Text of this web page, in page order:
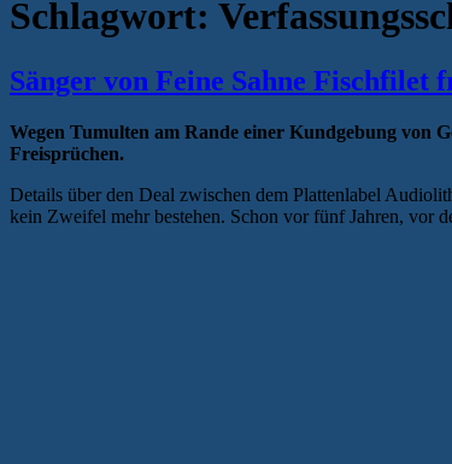
Schlagwort:
Sänger von Feine Sahne Fischfilet
Wegen Tumulten am Rande einer Kundgebung von
Freisprüchen.
Details über den Deal zwischen dem Plattenlabel
kein Zweifel mehr bestehen. Schon vor fünf Jahren, vor